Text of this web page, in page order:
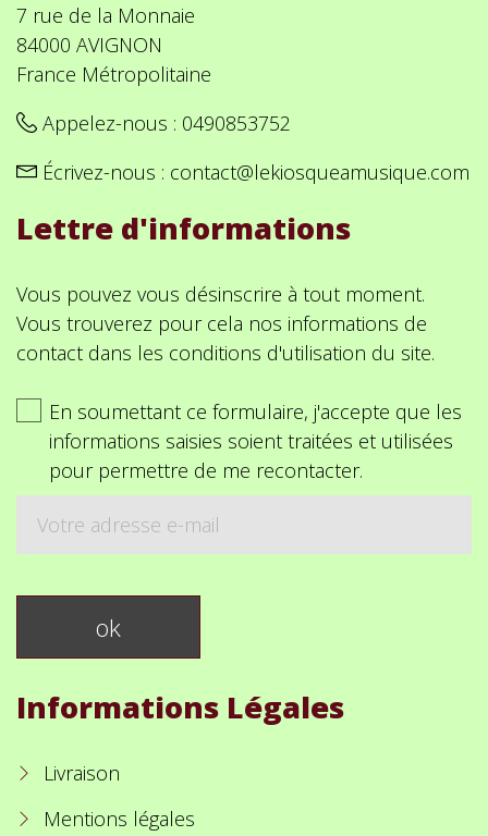
7 rue de la Monnaie
84000 AVIGNON
France Métropolitaine
Appelez-nous : 0490853752
Écrivez-nous : contact@lekiosqueamusique.com
Lettre d'informations
Vous pouvez vous désinscrire à tout moment.
Vous trouverez pour cela nos informations de
contact dans les conditions d'utilisation du site.
En soumettant ce formulaire, j'accepte que les
informations saisies soient traitées et utilisées
pour permettre de me recontacter.
Informations Légales
Livraison
Mentions légales